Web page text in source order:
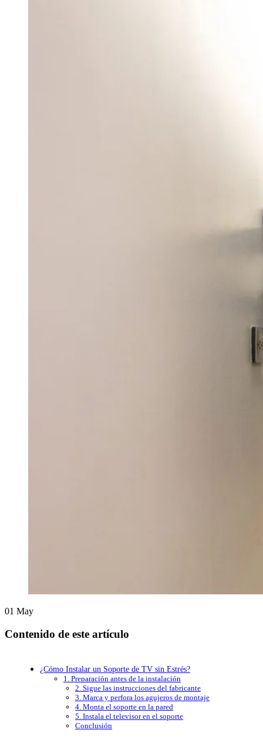
01 May
Contenido de este artículo
¿Cómo Instalar un Soporte de TV sin Estrés?
1. Preparación antes de la instalación
2. Sigue las instrucciones del fabricante
3. Marca y perfora los agujeros de montaje
4. Monta el soporte en la pared
5. Instala el televisor en el soporte
Conclusión